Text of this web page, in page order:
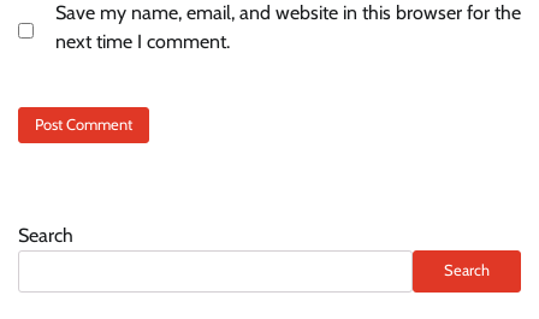
Save my name, email, and website in this browser for the
next time I comment.
Search
Search